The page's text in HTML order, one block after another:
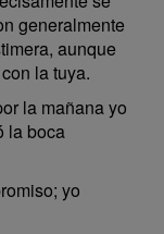
generalmente
aunque
la tuya.
la mañana yo
la boca
yo